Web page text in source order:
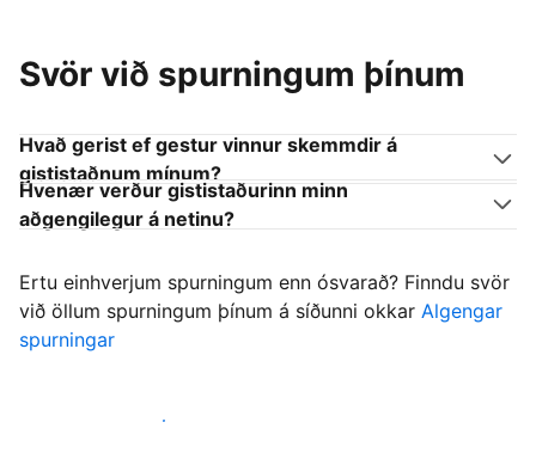
Svör við spurningum þínum
Hvað gerist ef gestur vinnur skemmdir á
gististaðnum mínum?
Hvenær verður gististaðurinn minn
aðgengilegur á netinu?
Ertu einhverjum spurningum enn ósvarað? Finndu svör
við öllum spurningum þínum á síðunni okkar Algengar
spurningar
Byrja að taka á móti gestum